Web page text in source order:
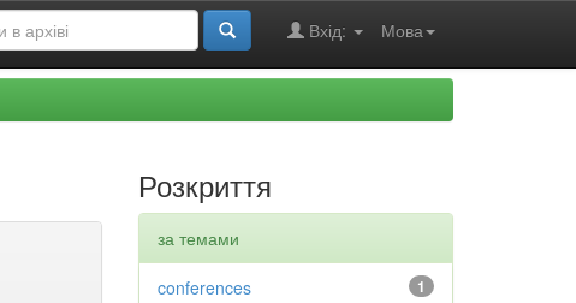
Мова
Вхід:
Розкриття
за темами
1
conferences